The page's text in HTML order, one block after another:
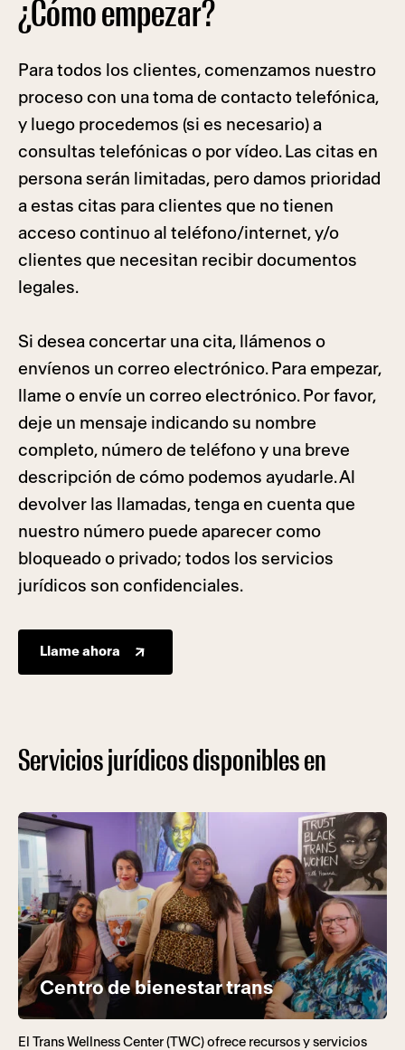
¿Cómo empezar?
Para todos los clientes, comenzamos nuestro
proceso con una toma de contacto telefónica,
y luego procedemos (si es necesario) a
consultas telefónicas o por vídeo. Las citas en
persona serán limitadas, pero damos prioridad
a estas citas para clientes que no tienen
acceso continuo al teléfono/internet, y/o
clientes que necesitan recibir documentos
legales.
Si desea concertar una cita, llámenos o
envíenos un correo electrónico. Para empezar,
llame o envíe un correo electrónico. Por favor,
deje un mensaje indicando su nombre
completo, número de teléfono y una breve
descripción de cómo podemos ayudarle. Al
devolver las llamadas, tenga en cuenta que
nuestro número puede aparecer como
bloqueado o privado; todos los servicios
jurídicos son confidenciales.
Llame ahora
Servicios jurídicos disponibles en
Centro de bienestar trans
El Trans Wellness Center (TWC) ofrece recursos y servicios